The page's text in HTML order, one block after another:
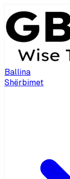
Ballina
Shërbimet